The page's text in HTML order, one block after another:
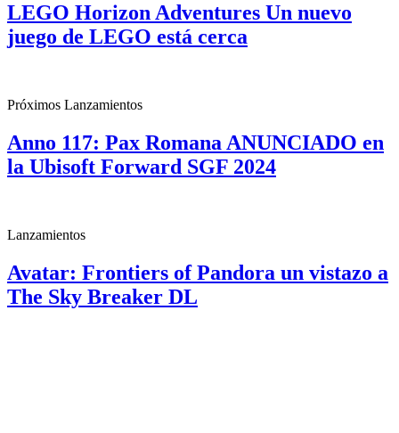
LEGO Horizon Adventures Un nuevo
juego de LEGO está cerca
Próximos Lanzamientos
Anno 117: Pax Romana ANUNCIADO en
la Ubisoft Forward SGF 2024
Lanzamientos
Avatar: Frontiers of Pandora un vistazo a
The Sky Breaker DL